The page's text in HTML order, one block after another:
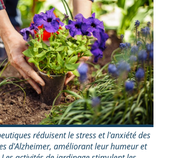
réduisent le stress et l'anxiété des
d'Alzheimer, améliorant leur humeur et